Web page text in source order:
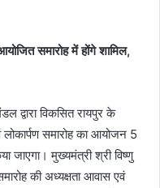
समारोह में होंगे शामिल,
द्वारा विकसित रायपुर के
समारोह का आयोजन 5
जाएगा। मुख्यमंत्री श्री विष्णु
की अध्यक्षता आवास एवं